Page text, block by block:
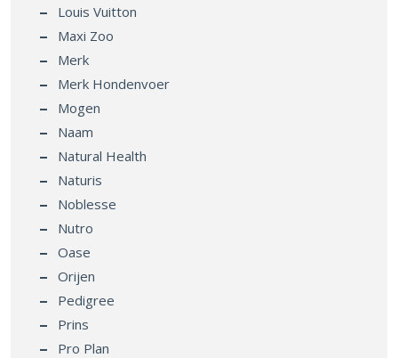
Louis Vuitton
Maxi Zoo
Merk
Merk Hondenvoer
Mogen
Naam
Natural Health
Naturis
Noblesse
Nutro
Oase
Orijen
Pedigree
Prins
Pro Plan